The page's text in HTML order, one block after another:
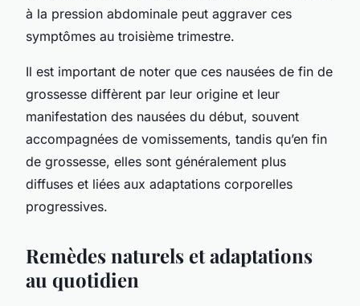
à la pression abdominale peut aggraver ces
symptômes au troisième trimestre.
Il est important de noter que ces nausées de fin de
grossesse diffèrent par leur origine et leur
manifestation des nausées du début, souvent
accompagnées de vomissements, tandis qu’en fin
de grossesse, elles sont généralement plus
diffuses et liées aux adaptations corporelles
progressives.
Remèdes naturels et adaptations
au quotidien